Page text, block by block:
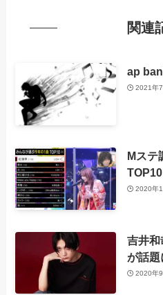
関連
ap
2021年
Mステ
TOP10
2020年
吉井和
が話題
2020年